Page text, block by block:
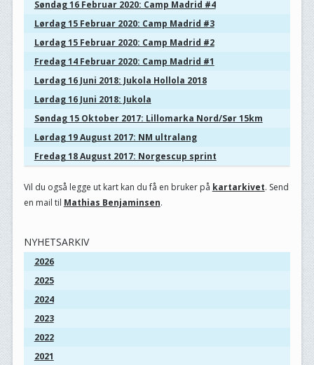
Søndag 16 Februar 2020: Camp Madrid #4
Lørdag 15 Februar 2020: Camp Madrid #3
Lørdag 15 Februar 2020: Camp Madrid #2
Fredag 14 Februar 2020: Camp Madrid #1
Lørdag 16 Juni 2018: Jukola Hollola 2018
Lørdag 16 Juni 2018: Jukola
Søndag 15 Oktober 2017: Lillomarka Nord/Sør 15km
Lørdag 19 August 2017: NM ultralang
Fredag 18 August 2017: Norgescup sprint
Vil du også legge ut kart kan du få en bruker på kartarkivet. Send
en mail til Mathias Benjaminsen.
NYHETSARKIV
2026
2025
2024
2023
2022
2021